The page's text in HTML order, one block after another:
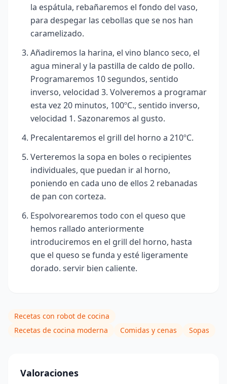
la espátula, rebañaremos el fondo del vaso,
para despegar las cebollas que se nos han
caramelizado.
Añadiremos la harina, el vino blanco seco, el
agua mineral y la pastilla de caldo de pollo.
Programaremos 10 segundos, sentido
inverso, velocidad 3. Volveremos a programar
esta vez 20 minutos, 100ºC., sentido inverso,
velocidad 1. Sazonaremos al gusto.
Precalentaremos el grill del horno a 210ºC.
Verteremos la sopa en boles o recipientes
individuales, que puedan ir al horno,
poniendo en cada uno de ellos 2 rebanadas
de pan con corteza.
Espolvorearemos todo con el queso que
hemos rallado anteriormente
introduciremos en el grill del horno, hasta
que el queso se funda y esté ligeramente
dorado. servir bien caliente.
Recetas con robot de cocina
Recetas de cocina moderna
Comidas y cenas Sopas
Valoraciones